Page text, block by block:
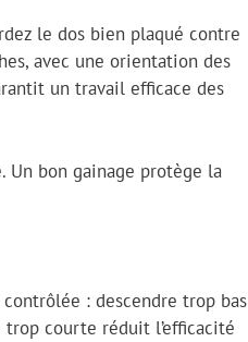
le dos bien plaqué contre
avec une orientation des
un travail efficace des
bon gainage protège la
: descendre trop bas
trop courte réduit l’efficacité